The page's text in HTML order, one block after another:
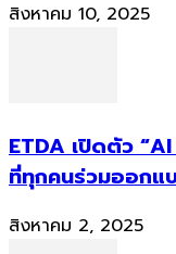
สิงหาคม 10, 2025
ETDA เปิดตัว
ที่ทุกคนร่วมออกแ
สิงหาคม 2, 2025